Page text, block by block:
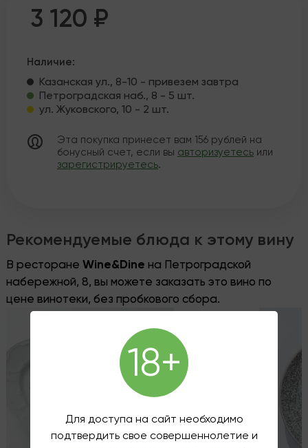
3 120 ₽
Наличие:
Казанская ул., 8-10 - привезем завтра
Петроградская наб., 8 - 5 шт.
ул. Жуковского, 10 - 2 шт.
Эта покупка принесет вам 156 рублей на
бонусный счет, если вы авторизуетесь или
зарегистрируетесь.
Рекомендуемые блюда к этому вину
В ресторане Wine&Dine на Петроградской
набережной, 8, вы можете заказать это вино по
цене винотеки, без пробкового сбора.
18+
Для доступа на сайт необходимо
подтвердить свое совершеннолетие и